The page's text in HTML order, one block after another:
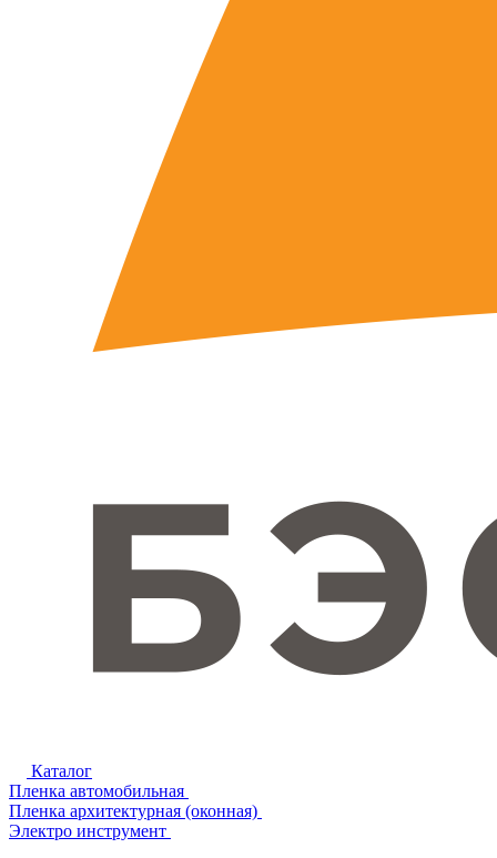
Каталог
Пленка автомобильная
Пленка архитектурная (оконная)
Электро инструмент